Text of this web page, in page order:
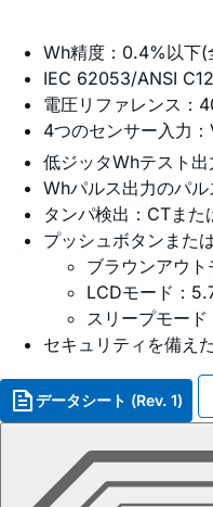
Wh精度：0.4%以下(
IEC 62053/ANSI
電圧リファレンス
4つのセンサー入力
低ジッタWhテスト
Whパルス出力のパル
タンパ検出：CTま
プッシュボタンまた
ブラウンアウ
LCDモード：
スリープモー
セキュリティを備え
データシート (Rev. 1)